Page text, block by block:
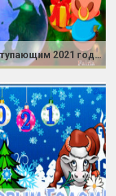
С Наступающим 2021 годом Быка